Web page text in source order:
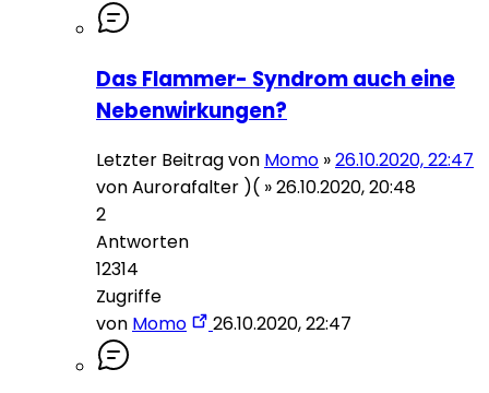
Das Flammer- Syndrom auch eine
Nebenwirkungen?
Letzter Beitrag von Momo »26.10.2020, 22:47
vonAurorafalter )( »26.10.2020, 20:48
2
Antworten
12314
Zugriffe
von Momo 26.10.2020, 22:47